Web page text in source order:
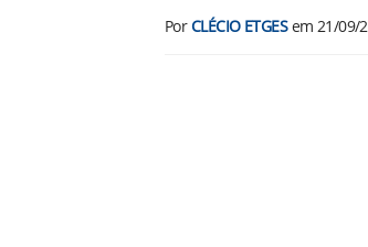
PorCLÉCIO ETGESem 21/09/